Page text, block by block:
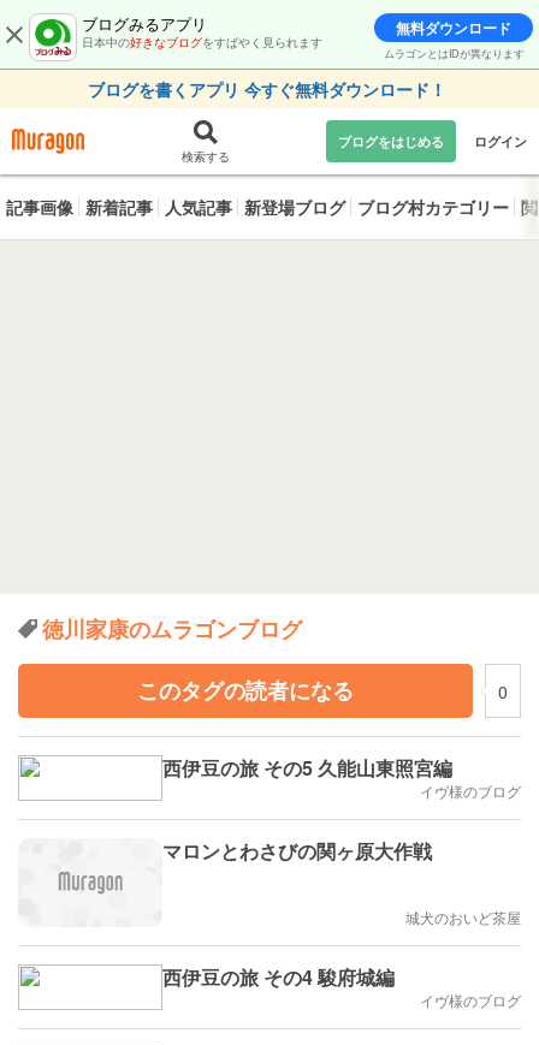
ブログみるアプリ
日本中の好きなブログをすばやく見られます
無料ダウンロード
ムラゴンとはIDが異なります
ブログを書くアプリ 今すぐ無料ダウンロード！
検索する
ブログをはじめる ログイン
記事画像 新着記事 人気記事 新登場ブログ ブログ村カテゴリー
徳川家康のムラゴンブログ
このタグの読者になる
0
西伊豆の旅 その5 久能山東照宮編
イヴ様のブログ
マロンとわさびの関ヶ原大作戦
城犬のおいど茶屋
西伊豆の旅 その4 駿府城編
イヴ様のブログ